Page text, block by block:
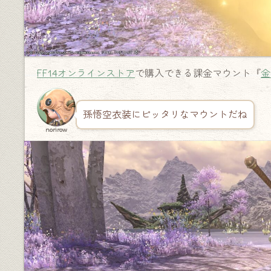
FF14オンラインストア で購入できる課金マウント『
norirow
孫悟空衣装にピッタリなマウントだね